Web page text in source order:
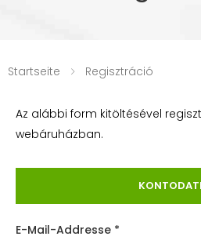
Startseite Regisztráció
Az alábbi form kitöltésével
webáruházban.
E-Mail-Addresse *